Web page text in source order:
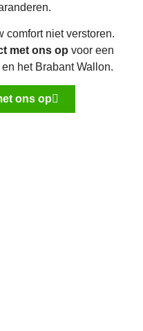
comfort niet verstoren.
met ons op voor een
het Brabant Wallon.
ons op